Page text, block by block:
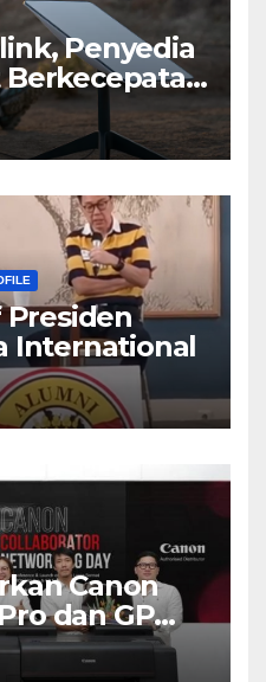
Penyedia
International
Canon
dan GP